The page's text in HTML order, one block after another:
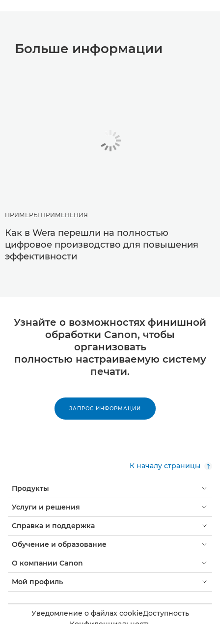
Больше информации
ПРИМЕРЫ ПРИМЕНЕНИЯ
Как в Wera перешли на полностью
цифровое производство для повышения
эффективности
Узнайте о возможностях финишной
обработки Canon, чтобы
организовать
полностью настраиваемую систему
печати.
ЗАПРОС ИНФОРМАЦИИ
К началу страницы
Продукты
Услуги и решения
Справка и поддержка
Обучение и образование
О компании Canon
Мой профиль
Уведомление о файлах cookieДоступность